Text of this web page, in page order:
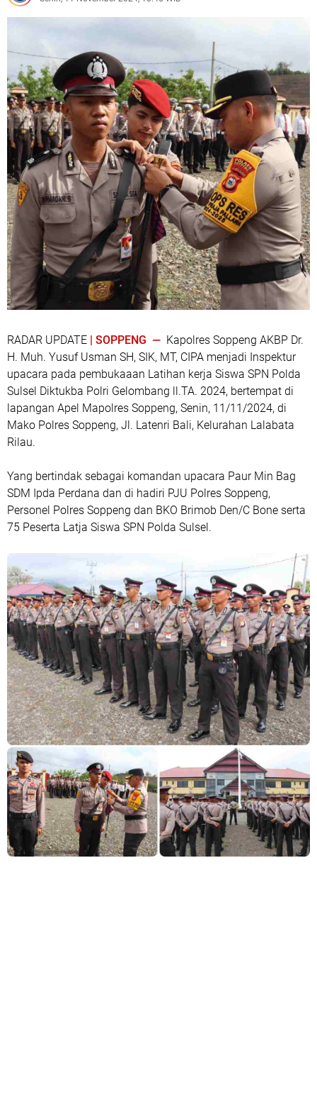
RADAR UPDATE | SOPPENG — Kapolres Soppeng AKBP Dr.
H. Muh. Yusuf Usman SH, SIK, MT, CIPA menjadi Inspektur
upacara pada pembukaaan Latihan kerja Siswa SPN Polda
Sulsel Diktukba Polri Gelombang ll.TA. 2024, bertempat di
lapangan Apel Mapolres Soppeng, Senin, 11/11/2024, di
Mako Polres Soppeng, Jl. Latenri Bali, Kelurahan Lalabata
Rilau.
Yang bertindak sebagai komandan upacara Paur Min Bag
SDM Ipda Perdana dan di hadiri PJU Polres Soppeng,
Personel Polres Soppeng dan BKO Brimob Den/C Bone serta
75 Peserta Latja Siswa SPN Polda Sulsel.